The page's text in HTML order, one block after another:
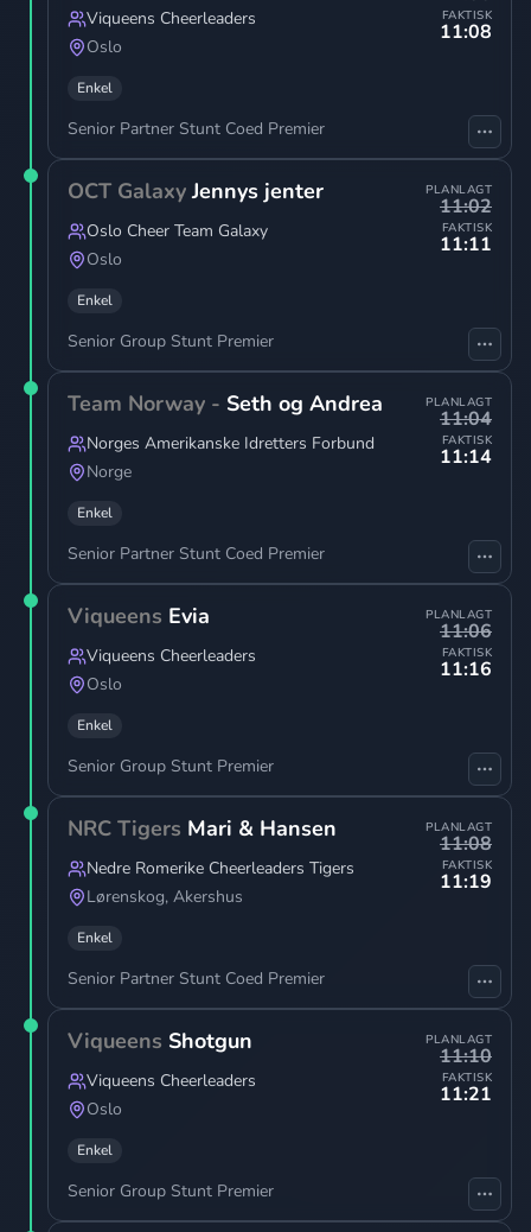
FAKTISK
11:08
Viqueens Cheerleaders
Oslo
Enkel
Senior Partner Stunt Coed Premier
PLANLAGT
11:02
FAKTISK
11:11
OCT Galaxy Jennys jenter
Oslo Cheer Team Galaxy
Oslo
Enkel
Senior Group Stunt Premier
PLANLAGT
11:04
FAKTISK
11:14
Team Norway - Seth og Andrea
Norges Amerikanske Idretters Forbund
Norge
Enkel
Senior Partner Stunt Coed Premier
PLANLAGT
11:06
FAKTISK
11:16
Viqueens Evia
Viqueens Cheerleaders
Oslo
Enkel
Senior Group Stunt Premier
PLANLAGT
11:08
FAKTISK
11:19
NRC Tigers Mari & Hansen
Nedre Romerike Cheerleaders Tigers
Lørenskog, Akershus
Enkel
Senior Partner Stunt Coed Premier
PLANLAGT
11:10
FAKTISK
11:21
Viqueens Shotgun
Viqueens Cheerleaders
Oslo
Enkel
Senior Group Stunt Premier